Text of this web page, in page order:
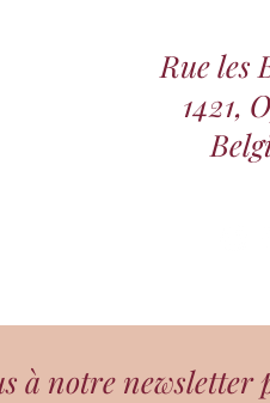
Rue les
1421,
à notre newsletter